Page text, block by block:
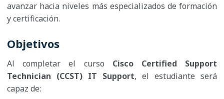
avanzar hacia niveles más especializados de formación
y certificación.​
Objetivos
Al completar el curso Cisco Certified Support
Technician (CCST) IT Support, el estudiante será
capaz de: